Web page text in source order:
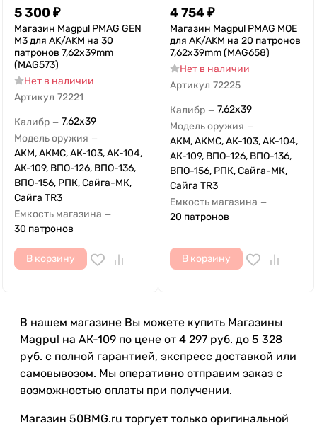
5 300 ₽
Магазин Magpul PMAG GEN
M3 для AK/AKM на 30
патронов 7,62x39mm
(MAG573)
Нет в наличии
Артикул 72221
Калибр — 7,62x39
Модель оружия —
АКМ, АКМС, АК-103, АК-104,
АК-109, ВПО-126, ВПО-136,
ВПО-156, РПК, Сайга-МК,
Сайга TR3
Емкость магазина —
30 патронов
В корзину
4 754₽
Магазин Magpul PMAG MOE
для AK/AKM на 20 патронов
7,62x39mm (MAG658)
Нет в наличии
Артикул 72225
Калибр — 7,62x39
Модель оружия —
АКМ, АКМС, АК-103, АК-104,
АК-109, ВПО-126, ВПО-136,
ВПО-156, РПК, Сайга-МК,
Сайга TR3
Емкость магазина —
20 патронов
В корзину
В нашем магазине Вы можете купить Магазины
Magpul на АК-109 по цене от 4 297 руб. до 5 328
руб. с полной гарантией, экспресс доставкой или
самовывозом. Мы оперативно отправим заказ с
возможностью оплаты при получении.
Магазин 50BMG.ru торгует только оригинальной